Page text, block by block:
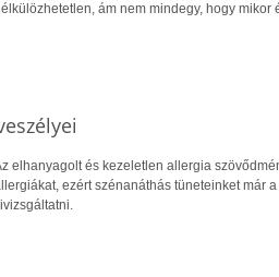
ám nem mindegy, hogy mikor
elhanyagolt és kezeletlen allergia
ezért szénanáthás tüneteinket már